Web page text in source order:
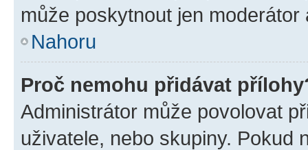
může poskytnout jen
Nahoru
Proč nemohu přidávat
Administrátor může povolovat
uživatele, nebo skupiny. Pokud